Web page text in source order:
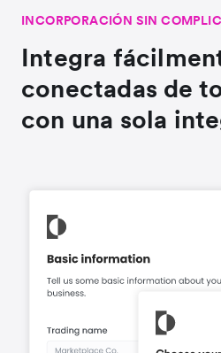
INCORPORACIÓN SIN
Integra
conectadas de
con una sola